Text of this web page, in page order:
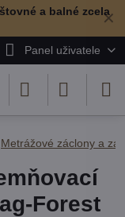
✕
a balné zcela
Panel uživatele
Metrážové záclony a
Forest